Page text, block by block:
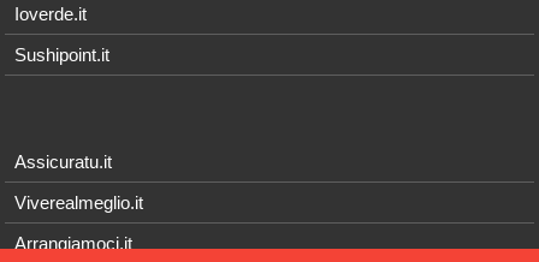
Ioverde.it
Sushipoint.it
Assicuratu.it
Viverealmeglio.it
Arrangiamoci.it